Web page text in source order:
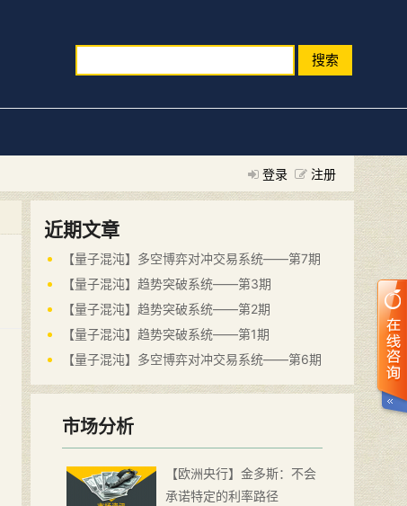
搜索
登录 注册
近期文章
【量子混沌】多空博弈对冲交易系统——第7期
【量子混沌】趋势突破系统——第3期
【量子混沌】趋势突破系统——第2期
【量子混沌】趋势突破系统——第1期
【量子混沌】多空博弈对冲交易系统——第6期
市场分析
【欧洲央行】金多斯：不会
承诺特定的利率路径